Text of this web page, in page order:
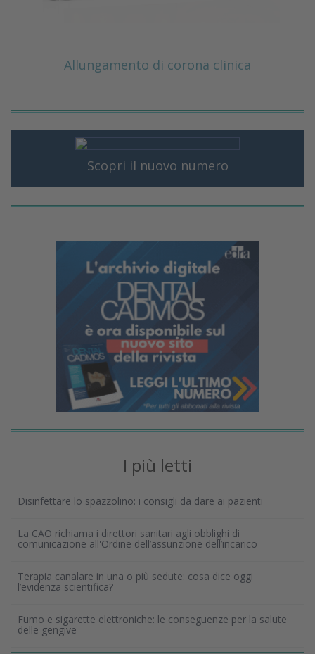
Allungamento di corona clinica
Scopri il nuovo numero
I più letti
Disinfettare lo spazzolino: i consigli da dare ai pazienti
La CAO richiama i direttori sanitari agli obblighi di
comunicazione all'Ordine dell’assunzione dell’incarico
Terapia canalare in una o più sedute: cosa dice oggi
l’evidenza scientifica?
Fumo e sigarette elettroniche: le conseguenze per la salute
delle gengive